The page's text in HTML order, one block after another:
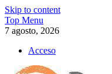
Skip to content
Top Menu
7 agosto, 2026
Acceso